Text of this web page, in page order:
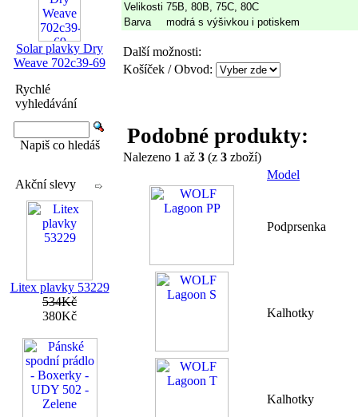
Solar plavky Dry
Weave 702c39-69
Rychlé
vyhledávání
Napiš co hledáš
Akční slevy
Litex plavky 53229
534Kč
380Kč
Velikosti 75B, 80B, 75C, 80C
Barva
modrá s výšivkou i potiskem
Další možnosti:
Košíček / Obvod:
Podobné produkty:
Nalezeno 1 až 3 (z 3 zboží)
Model
Podprsenka
Kalhotky
Kalhotky